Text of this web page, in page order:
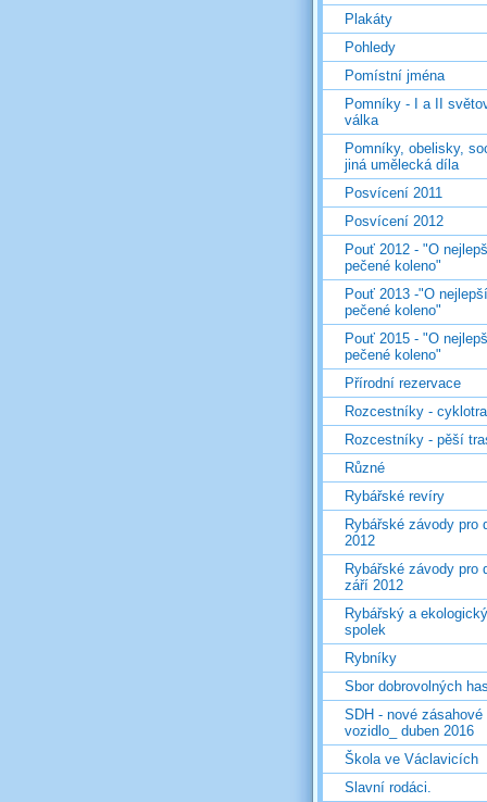
Plakáty
Pohledy
Pomístní jména
Pomníky - I a II
válka
Pomníky, obelisky,
jiná umělecká díla
Posvícení 2011
Posvícení 2012
Pouť 2012 - "O
pečené koleno"
Pouť 2013 -"O nejlepší
pečené koleno"
Pouť 2015 - "O
pečené koleno"
Přírodní rezervace
Rozcestníky -
Rozcestníky - pěší
Různé
Rybářské revíry
Rybářské závody pro
2012
Rybářské závody pro
září 2012
Rybářský a ekologický
spolek
Rybníky
Sbor dobrovolných
SDH - nové zásahové
vozidlo_ duben 2016
Škola ve Václavicích
Slavní rodáci.